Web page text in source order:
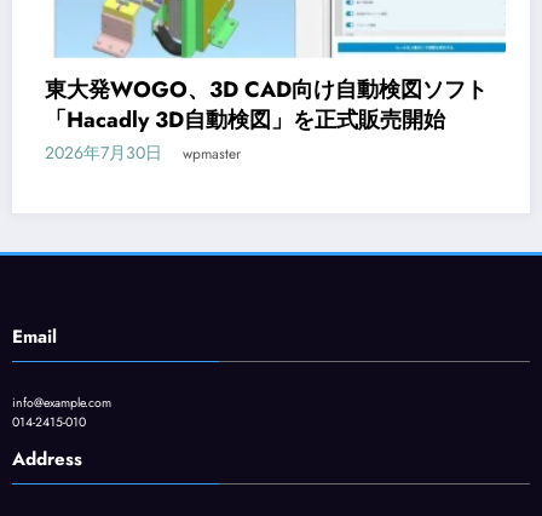
自動検図ソフト
式販売開始
オンライン研修サービス「
Email
info@example.com
014-2415-010
Address